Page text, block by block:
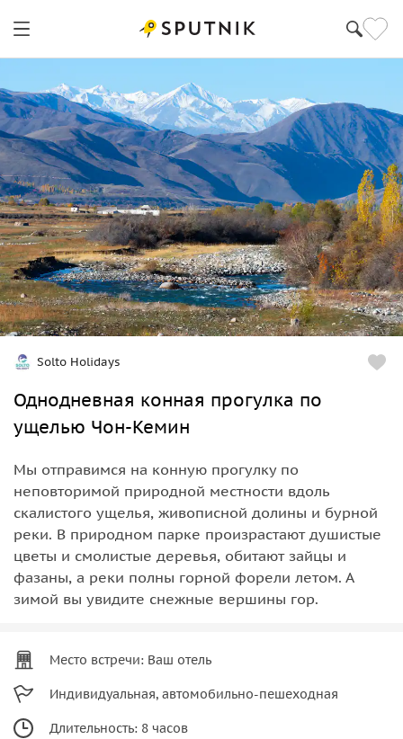
Solto Holidays
Однодневная конная прогулка по
ущелью Чон-Кемин
Мы отправимся на конную прогулку по
неповторимой природной местности вдоль
скалистого ущелья, живописной долины и бурной
реки. В природном парке произрастают душистые
цветы и смолистые деревья, обитают зайцы и
фазаны, а реки полны горной форели летом. А
зимой вы увидите снежные вершины гор.
Место встречи: Ваш отель
Индивидуальная, автомобильно-пешеходная
Длительность: 8 часов